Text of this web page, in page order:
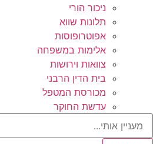
ניכור הורי
תלונות שווא
אפוטרופוסות
אלימות במשפחה
צוואות וירושות
בית הדין הרבני
מכורסת המטפל
עדשת החוקר